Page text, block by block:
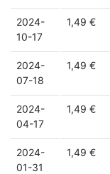
2024-
10-17
1,49 €
2024-
07-18
1,49 €
2024-
04-17
1,49 €
2024-
01-31
1,49 €